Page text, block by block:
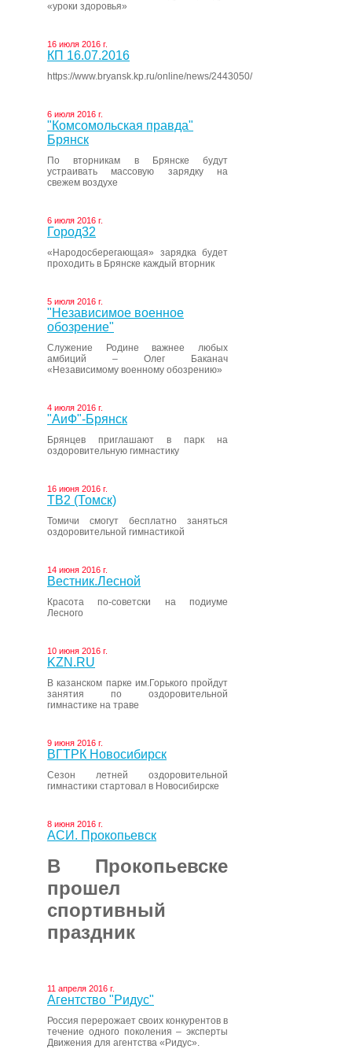
«уроки здоровья»
16 июля 2016 г.
КП 16.07.2016
https://www.bryansk.kp.ru/online/news/2443050/
6 июля 2016 г.
"Комсомольская правда"
Брянск
По вторникам в Брянске будут
устраивать массовую зарядку на
свежем воздухе
6 июля 2016 г.
Город32
«Народосберегающая» зарядка будет
проходить в Брянске каждый вторник
5 июля 2016 г.
"Независимое военное
обозрение"
Служение Родине важнее любых
амбиций – Олег Баканач
«Независимому военному обозрению»
4 июля 2016 г.
"АиФ"-Брянск
Брянцев приглашают в парк на
оздоровительную гимнастику
16 июня 2016 г.
ТВ2 (Томск)
Томичи смогут бесплатно заняться
оздоровительной гимнастикой
14 июня 2016 г.
Вестник.Лесной
Красота по-советски на подиуме
Лесного
10 июня 2016 г.
KZN.RU
В казанском парке им.Горького пройдут
занятия по оздоровительной
гимнастике на траве
9 июня 2016 г.
ВГТРК Новосибирск
Сезон летней оздоровительной
гимнастики стартовал в Новосибирске
8 июня 2016 г.
АСИ. Прокопьевск
В Прокопьевске
прошел
спортивный
праздник
11 апреля 2016 г.
Агентство "Ридус"
Россия перерожает своих конкурентов в
течение одного поколения – эксперты
Движения для агентства «Ридус».